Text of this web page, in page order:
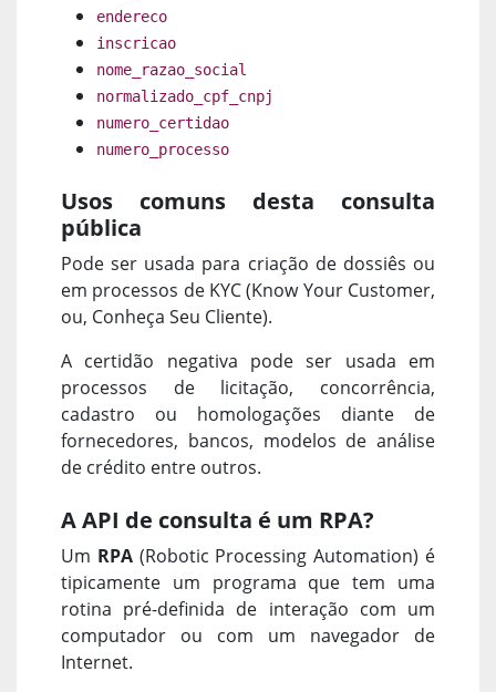
endereco
inscricao
nome_razao_social
normalizado_cpf_cnpj
numero_certidao
numero_processo
Usos comuns desta consulta
pública
Pode ser usada para criação de dossiês ou
em processos de KYC (Know Your Customer,
ou, Conheça Seu Cliente).
A certidão negativa pode ser usada em
processos de licitação, concorrência,
cadastro ou homologações diante de
fornecedores, bancos, modelos de análise
de crédito entre outros.
A API de consulta é um RPA?
Um RPA(Robotic Processing Automation) é
tipicamente um programa que tem uma
rotina pré-definida de interação com um
computador ou com um navegador de
Internet.